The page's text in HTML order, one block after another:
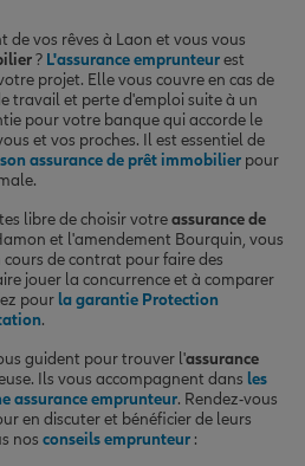
vos rêves à Laon et vous vous
? L'assurance emprunteurest
projet. Elle vous couvre en cas de
travail et perte d'emploi suite à un
pour votre banque qui accorde le
et vos proches. Il est essentiel de
assurance de prêt immobilier pour
libre de choisir votreassurance de
et l'amendement Bourquin, vous
de contrat pour faire des
jouer la concurrence et à comparer
pour la garantie Protection
.
guident pour trouver l'assurance
Ils vous accompagnent dans les
assurance emprunteur. Rendez-vous
en discuter et bénéficier de leurs
nos conseils emprunteur :